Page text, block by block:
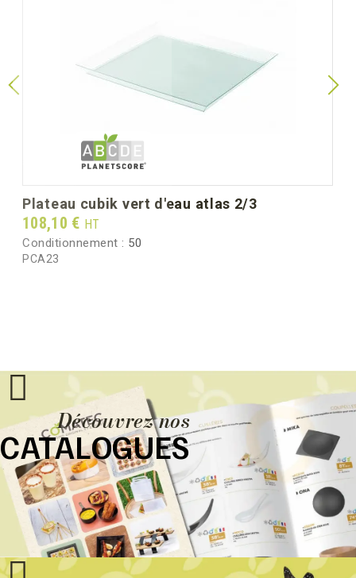
plateau cubik vert d'eau atlas 2/3
Prix
108,10 € HT
Conditionnement : 50
PCA23
Découvrez nos
CATALOGUES